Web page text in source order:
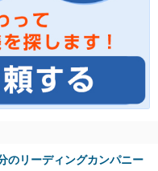
のリーディングカンパニー